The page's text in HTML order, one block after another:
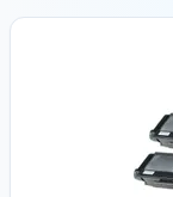
Produits